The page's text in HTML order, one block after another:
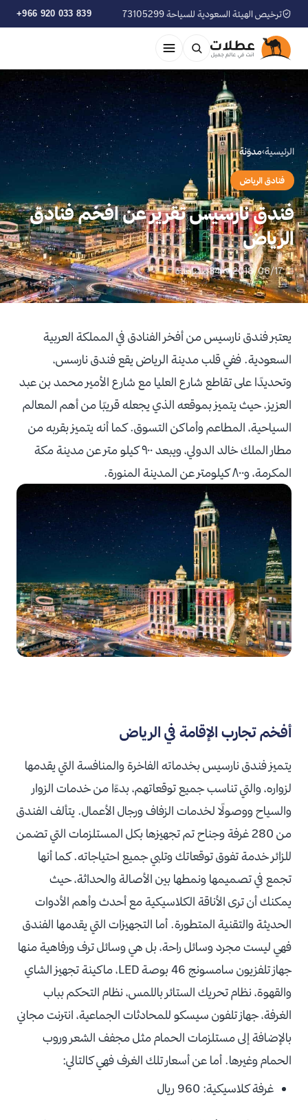
ترخيص الهيئة السعودية للسياحة 73105299 +966 920 033 839
الرئيسية›مدوّنة
فنادق الرياض
فندق نارسيس تقرير عن افخم فنادق
الرياض
📅 2018/06/17 👁 34 مشاهدة
يعتبر فندق نارسيس من أفخر الفنادق في المملكة العربية
السعودية. ففي قلب مدينة الرياض يقع فندق نارسس،
وتحديدًا على تقاطع شارع العليا مع شارع الأمير محمد بن عبد
العزيز، حيث يتميز بموقعه الذي يجعله قريبًا من أهم المعالم
السياحية، المطاعم وأماكن التسوق. كما أنه يتميز بقربه من
مطار الملك خالد الدولي، ويبعد ٩٠٠ كيلو متر عن مدينة مكة
المكرمة، و٨٠٠ كيلومتر عن المدينة المنورة.
أفخم تجارب الإقامة في الرياض
يتميز فندق نارسيس بخدماته الفاخرة والمنافسة التي يقدمها
لزواره، والتي تناسب جميع توقعاتهم، بدءًا من خدمات الزوار
والسياح ووصولًا لخدمات الزفاف ورجال الأعمال. يتألف الفندق
من 280 غرفة وجناح تم تجهيزها بكل المستلزمات التي تضمن
للزائر خدمة تفوق توقعاتك وتلبي جميع احتياجاته. كما أنها
تجمع في تصميمها ونمطها بين الأصالة والحداثة، حيث
يمكنك أن ترى الأناقة الكلاسيكية مع أحدث وأهم الأدوات
الحديثة والتقنية المتطورة. أما التجهيزات التي يقدمها الفندق
فهي ليست مجرد وسائل راحة، بل هي وسائل ترف ورفاهية منها
جهاز تلفزيون سامسونج 46 بوصة LED، ماكينة تجهيز الشاي
والقهوة، نظام تحريك الستائر باللمس، نظام التحكم بباب
الغرفة، جهاز تلفون سيسكو للمحادثات الجماعية، انترنت مجاني
بالإضافة إلى مستلزمات الحمام مثل مجفف الشعر وروب
الحمام وغيرها. أما عن أسعار تلك الغرف فهي كالتالي:
غرفة كلاسيكية: 960 ريال